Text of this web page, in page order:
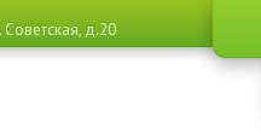
Советская, д.20